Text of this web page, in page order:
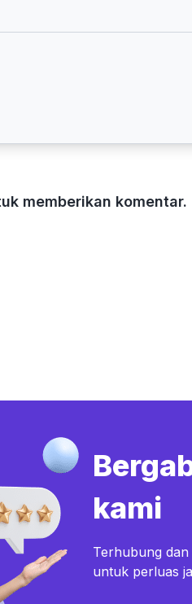
memberikan komentar.
kami
Terhubung
untuk perluas